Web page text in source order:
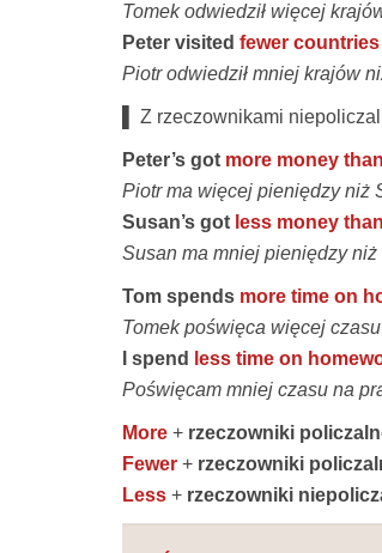
Tomek odwiedził więcej
Peter visited fewer
Piotr odwiedził mniej krajów
▌ Z rzeczownikami
Peter’s got more money than
Piotr ma więcej pieniędzy niż
Susan’s got less money than
Susan ma mniej pieniędzy niż
Tom spends more time on
Tomek poświęca więcej
I spend
less time on
Poświęcam mniej czasu na
More + rzeczowniki
Fewer + rzeczowniki
Less + rzeczowniki